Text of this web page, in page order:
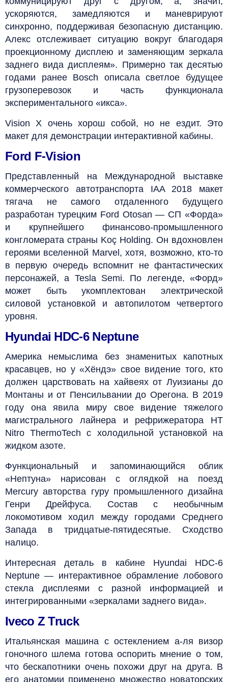
ускоряются, замедляются и маневрируют
синхронно, поддерживая безопасную дистанцию.
Алекс отслеживает ситуацию вокруг благодаря
проекционному дисплею и заменяющим зеркала
заднего вида дисплеям». Примерно так десятью
годами ранее Bosch описала светлое будущее
грузоперевозок и часть функционала
экспериментального «икса».
Vision X очень хорош собой, но не ездит. Это
макет для демонстрации интерактивной кабины.
Ford F-Vision
Представленный на Международной выставке
коммерческого автотранспорта IAA 2018 макет
тягача не самого отдаленного будущего
разработан турецким Ford Otosan — СП «Форда»
и крупнейшего финансово-промышленного
конгломерата страны Koç Holding. Он вдохновлен
героями вселенной Marvel, хотя, возможно, кто-то
в первую очередь вспомнит не фантастических
персонажей, а Tesla Semi. По легенде, «Форд»
может быть укомплектован электрической
силовой установкой и автопилотом четвертого
уровня.
Hyundai HDC-6 Neptune
Америка немыслима без знаменитых капотных
красавцев, но у «Хёндэ» свое видение того, кто
должен царствовать на хайвеях от Луизианы до
Монтаны и от Пенсильвании до Орегона. В 2019
году она явила миру свое видение тяжелого
магистрального лайнера и рефрижератора HT
Nitro ThermoTech с холодильной установкой на
жидком азоте.
Функциональный и запоминающийся облик
«Нептуна» нарисован с оглядкой на поезд
Mercury авторства гуру промышленного дизайна
Генри Дрейфуса. Состав с необычным
локомотивом ходил между городами Среднего
Запада в тридцатые-пятидесятые. Сходство
налицо.
Интересная деталь в кабине Hyundai HDC-6
Neptune — интерактивное обрамление лобового
стекла дисплеями с разной информацией и
интегрированными «зеркалами заднего вида».
Iveco Z Truck
Итальянская машина с остеклением а-ля визор
гоночного шлема готова оспорить мнение о том,
что бескапотники очень похожи друг на друга. В
его анатомии применено множество новаторских